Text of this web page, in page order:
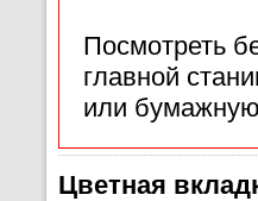
Посмотреть
главной
или
Цветная